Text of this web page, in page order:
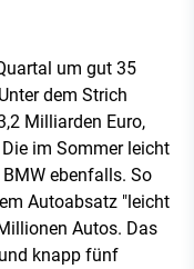
um gut 35
dem Strich
Milliarden Euro,
im Sommer leicht
ebenfalls. So
Autoabsatz "leicht
Autos. Das
knapp fünf